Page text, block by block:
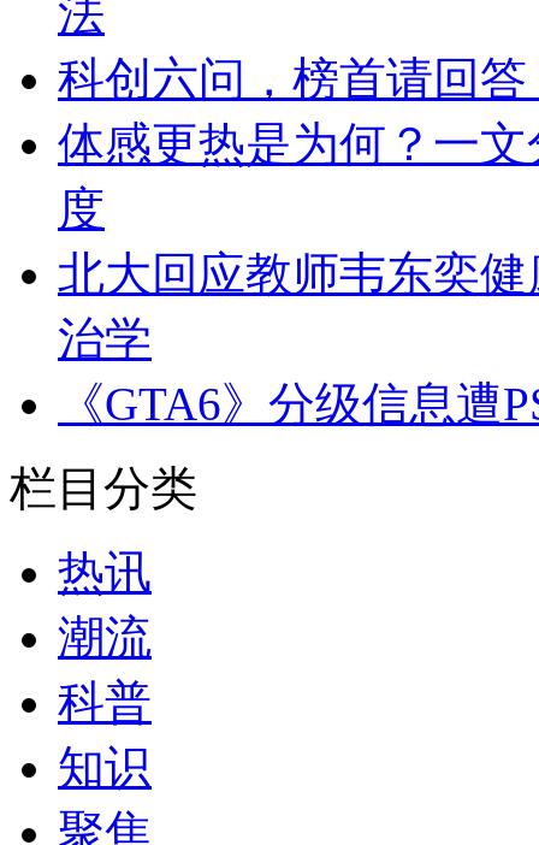
法
科创六问，榜首请回
体感更热是为何？一
度
北大回应教师韦东奕
治学
《GTA6》分级信息
栏目分类
热讯
潮流
科普
知识
聚焦